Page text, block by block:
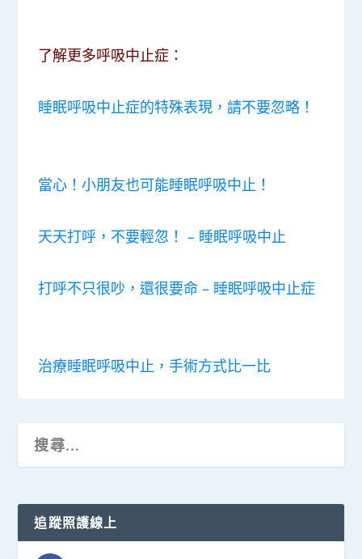
了解更多呼吸中止症：
睡眠呼吸中止症的特殊表現，請不要忽略！
當心！小朋友也可能睡眠呼吸中止！
天天打呼，不要輕忽！ – 睡眠呼吸中止
打呼不只很吵，還很要命 – 睡眠呼吸中止症
治療睡眠呼吸中止，手術方式比一比
追蹤照護線上